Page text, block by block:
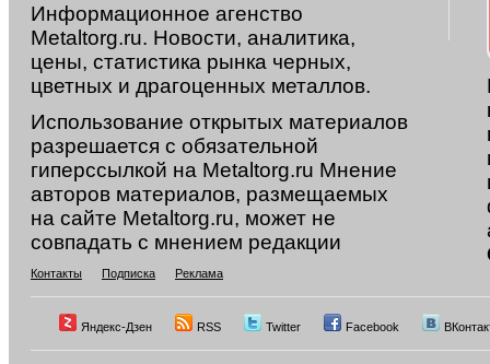
Информационное агенство
Metaltorg.ru. Новости, аналитика,
цены, статистика рынка черных,
цветных и драгоценных металлов.
Использование открытых материалов
разрешается с обязательной
гиперссылкой на Metaltorg.ru Мнение
авторов материалов, размещаемых
на сайте Metaltorg.ru, может не
совпадать с мнением редакции
Контакты Подписка Реклама
Яндекс-Дзен RSS Twitter Facebook